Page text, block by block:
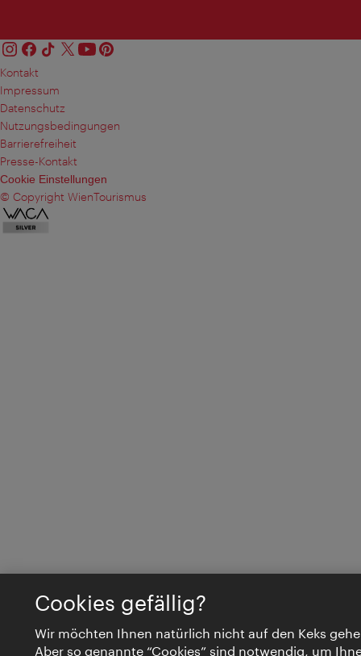
Kontakt
Impressum
Datenschutz
Nutzungsbedingungen
Barrierefreiheit
Presse-Kontakt
Cookie Einstellungen
© Copyright WienTourismus
Cookies gefällig?
Wir möchten Ihnen natürlich nicht auf den Keks
Aber so genannte “Cookies” sind notwendig, um